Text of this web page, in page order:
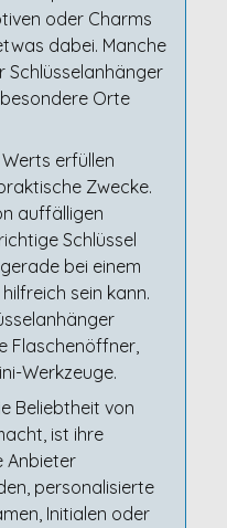
oder Charms
dabei. Manche
Schlüsselanhänger
Orte
erfüllen
Zwecke.
auffälligen
Schlüssel
bei einem
sein kann.
Flaschenöffner,
Werkzeuge.
Beliebtheit von
ist ihre
Anbieter
personalisierte
Initialen oder